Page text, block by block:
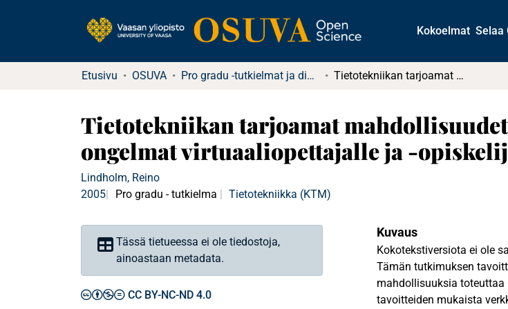
Kokoelmat Selaa
Etusivu OSUVA Pro gradu -tutkielmat ja diplomityöt Tietotekniikan tarjoamat mahdollisuudet ja sen käytön aiheuttamat ongelmat virtuaaliopettajalle ja -opiskelijalle
Tietotekniikan tarjoamat
ongelmat virtuaaliopettajalle ja -
Lindholm, Reino
2005
Pro gradu - tutkielma Tietotekniikka (KTM)
Tässä tietueessa ei ole tiedostoja,
ainoastaan metadata.
CC BY-NC-ND 4.0
Kuvaus
Kokotekstiversiota ei ole
Tämän tutkimuksen
mahdollisuuksia
tavoitteiden mukaista